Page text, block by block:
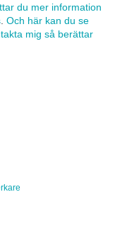
du mer information
Och här kan du se
mig så berättar